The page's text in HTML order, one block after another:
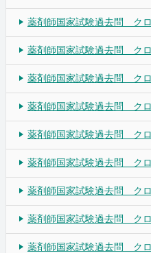
薬剤師国家試験過去問 ク
薬剤師国家試験過去問 ク
薬剤師国家試験過去問 ク
薬剤師国家試験過去問 ク
薬剤師国家試験過去問 ク
薬剤師国家試験過去問 ク
薬剤師国家試験過去問 ク
薬剤師国家試験過去問 ク
薬剤師国家試験過去問 ク